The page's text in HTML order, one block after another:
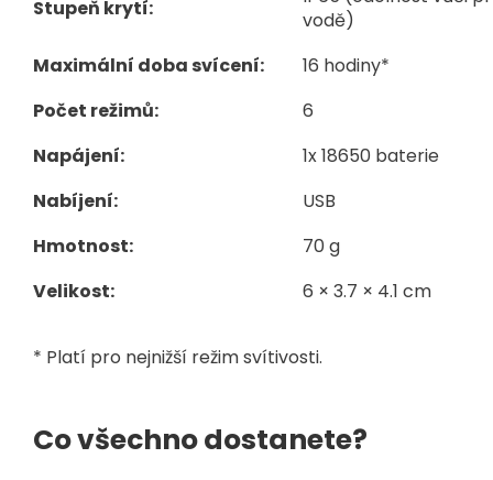
Stupeň krytí:
vodě)
Maximální doba svícení:
16 hodiny*
Počet režimů:
6
Napájení:
1x 18650 baterie
Nabíjení:
USB
Hmotnost:
70 g
Velikost:
6 × 3.7 × 4.1 cm
* Platí pro nejnižší režim svítivosti.
Co všechno dostanete?